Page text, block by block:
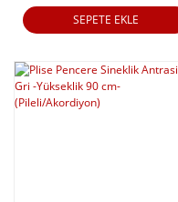
SEPETE EKLE